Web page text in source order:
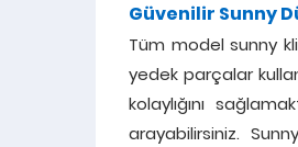
Güvenilir Sunny
Tüm model sunny
yedek parçalar
kolaylığını
arayabilirsiniz.